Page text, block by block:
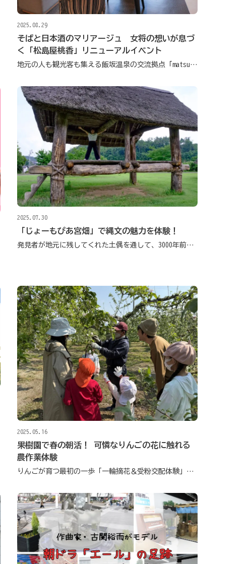
2025.08.29
そばと日本酒のマリアージュ 女将の想いが息づ
く「松島屋桃香」リニューアルイベント
地元の人も観光客も集える飯坂温泉の交流拠点「matsumomo」、はじまりの一歩
2025.07.30
「じょーもぴあ宮畑」で縄文の魅力を体験！
発見者が地元に残してくれた土偶を通して、3000年前この地に暮らした縄文の人々に思いを馳せる
2025.05.16
果樹園で春の朝活！ 可憐なりんごの花に触れる
農作業体験
りんごが育つ最初の一歩「一輪摘花＆受粉交配体験」に参加してきました